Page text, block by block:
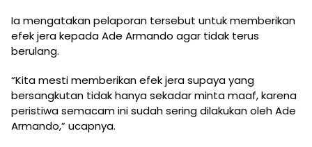
Ia mengatakan pelaporan tersebut untuk memberikan
efek jera kepada Ade Armando agar tidak terus
berulang.
“Kita mesti memberikan efek jera supaya yang
bersangkutan tidak hanya sekadar minta maaf, karena
peristiwa semacam ini sudah sering dilakukan oleh Ade
Armando,” ucapnya.